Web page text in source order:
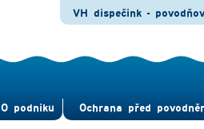
O pod­niku Ochrana před
VH dispečink -